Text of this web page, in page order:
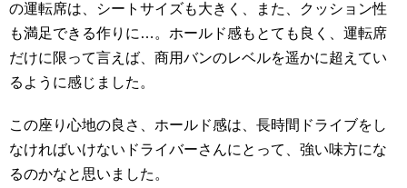
の運転席は、シートサイズも大きく、また、クッション性
も満足できる作りに…。ホールド感もとても良く、運転席
だけに限って言えば、商用バンのレベルを遥かに超えてい
るように感じました。
この座り心地の良さ、ホールド感は、長時間ドライブをし
なければいけないドライバーさんにとって、強い味方にな
るのかなと思いました。